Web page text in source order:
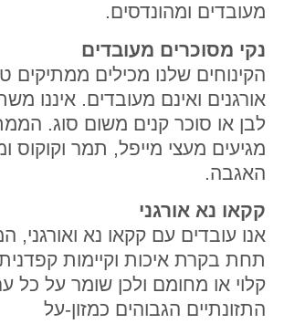
מעובדים ומהונדסים.
נקי מסוכרים מעובדים
הקינוחים שלנו מכילים ממתיקים
אורגנים ואינם מעובדים. איננו
לבן או סוכר קנים משום סוג.
מגיעים מעצי מייפל, תמר וקוקוס
האגבה.
קקאו נא אורגני
אנו עובדים עם קקאו נא ואורגני,
תחת בקרת איכות וקיימות קפדנית.
קלוי או מחומם ולכן שומר על כל
התזונתיים הגבוהים כמזון-על